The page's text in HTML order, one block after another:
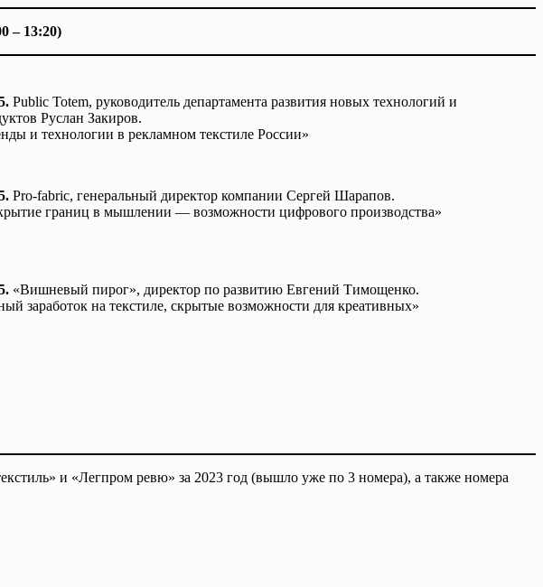
– 13:20)
Public Totem, руководитель департамента развития новых технологий и
Руслан Закиров.
и технологии в рекламном текстиле России»
Pro-fabric, генеральный директор компании Сергей Шарапов.
границ в мышлении — возможности цифрового производства»
«Вишневый пирог», директор по развитию Евгений Тимощенко.
заработок на текстиле, скрытые возможности для креативных»
и «Легпром ревю» за 2023 год (вышло уже по 3 номера), а также номера